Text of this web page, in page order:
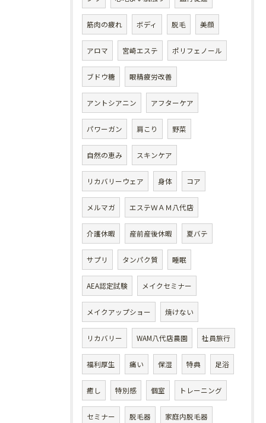
筋肉の疲れ ボディ 脱毛 美顔
アロマ 宮崎エステ ポリフェノール
ブドウ糖 眼精疲労改善
アントシアニン アフターケア
パワーガン 肩こり 野菜
自然の恵み スキンケア
リカバリーウェア 身体 コア
メルマガ エステＷＡＭ八代店
介護休暇 産前産後休暇 夏バテ
サプリ タンパク質 睡眠
AEA認定試験 メイクセミナー
メイクアップショー 焼けない
リカバリー WAM八代店農園 社員旅行
福利厚生 痛い 保湿 特典 足浴
癒し 特別感 個室 トレーニング
セミナー 脱毛器 家庭内脱毛器